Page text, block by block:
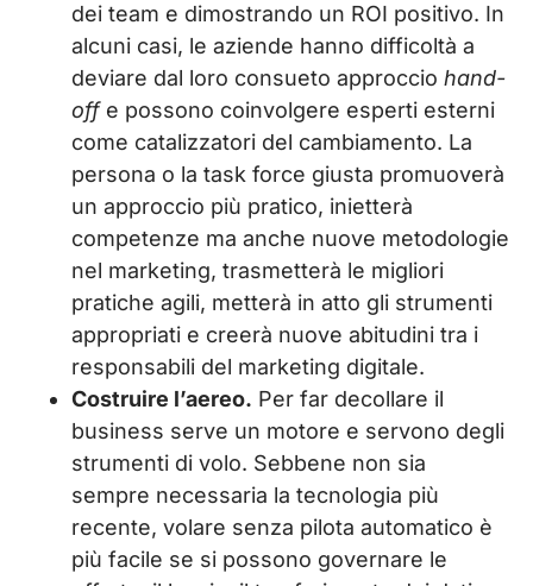
dei team e dimostrando un ROI positivo. In
alcuni casi, le aziende hanno difficoltà a
deviare dal loro consueto approccio hand-
offe possono coinvolgere esperti esterni
come catalizzatori del cambiamento. La
persona o la task force giusta promuoverà
un approccio più pratico, inietterà
competenze ma anche nuove metodologie
nel marketing, trasmetterà le migliori
pratiche agili, metterà in atto gli strumenti
appropriati e creerà nuove abitudini tra i
responsabili del marketing digitale.
Costruire l’aereo. Per far decollare il
business serve un motore e servono degli
strumenti di volo. Sebbene non sia
sempre necessaria la tecnologia più
recente, volare senza pilota automatico è
più facile se si possono governare le